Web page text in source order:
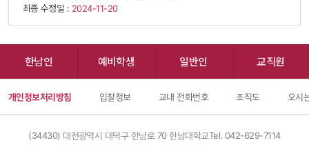
최종 수정일 : 2024-11-20
한남인 예비학생 일반인 교직원
개인정보처리방침 입찰정보 교내 전화번호 조직도 오시
(34430) 대전광역시 대덕구 한남로 70 한남대학교Tel. 042-629-7114